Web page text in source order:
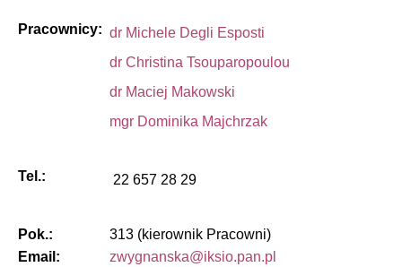
Pracownicy: dr Michele Degli Esposti
dr Christina Tsouparopoulou
dr Maciej Makowski
mgr Dominika Majchrzak
Tel.: 22 657 28 29
Pok.:
313 (kierownik Pracowni)
Email: